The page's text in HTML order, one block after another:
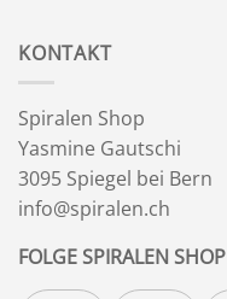
KONTAKT
Spiralen Shop
Yasmine Gautschi
3095 Spiegel bei Bern
info@spiralen.ch
FOLGE SPIRALEN SHOP